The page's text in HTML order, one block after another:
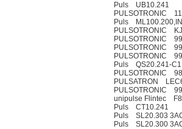
Puls UB10.241
PULSOTRONIC
Puls
PULSOTRONIC
PULSOTRONIC
PULSOTRONIC
PULSOTRONIC
Puls QS20.241-C1
PULSOTRONIC
PULSATRON
PULSOTRONIC
unipulse Flintec
Puls CT10.241
Puls SL20.303
Puls SL20.300